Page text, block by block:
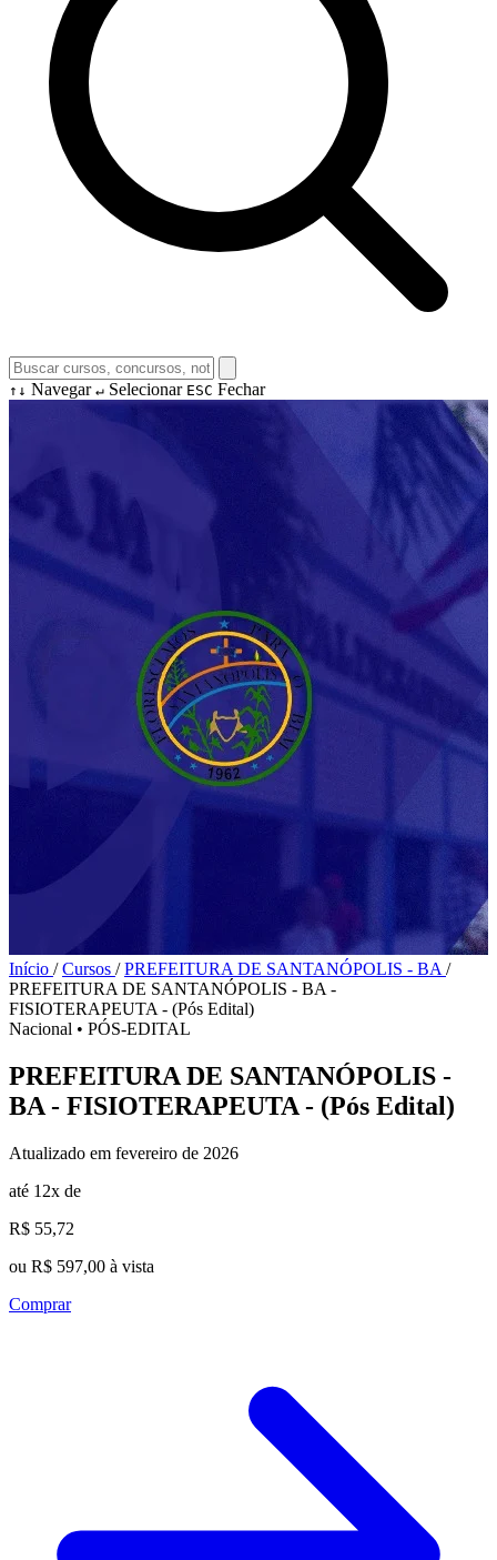
↑↓ Navegar ↵ Selecionar ESC Fechar
Início / Cursos / PREFEITURA DE SANTANÓPOLIS - BA /
PREFEITURA DE SANTANÓPOLIS - BA -
FISIOTERAPEUTA - (Pós Edital)
Nacional • PÓS-EDITAL
PREFEITURA DE SANTANÓPOLIS -
BA - FISIOTERAPEUTA - (Pós Edital)
Atualizado em fevereiro de 2026
até 12x de
R$ 55,72
ou R$ 597,00 à vista
Comprar